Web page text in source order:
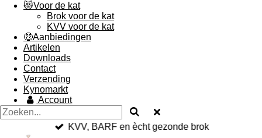
😻Voor de kat
Brok voor de kat
KVV voor de kat
🤑Aanbiedingen
Artikelen
Downloads
Contact
Verzending
Kynomarkt
Account
KVV, BARF en ècht gezonde brok